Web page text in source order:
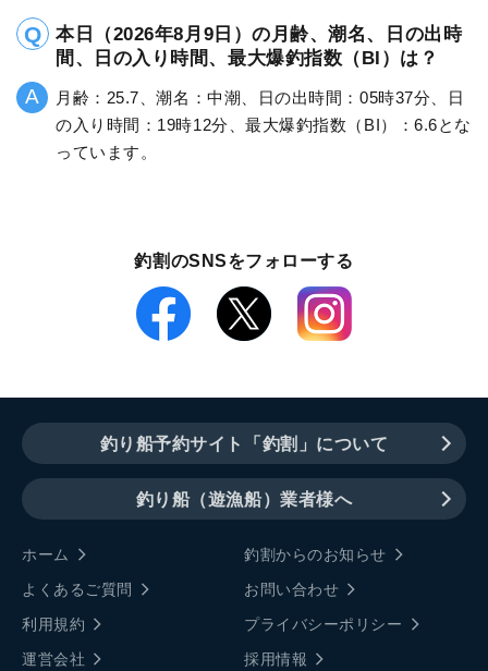
本日（2026年8月9日）の月齢、潮名、日の出時
間、日の入り時間、最大爆釣指数（BI）は？
月齢：25.7、潮名：中潮、日の出時間：05時37分、日
の入り時間：19時12分、最大爆釣指数（BI）：6.6とな
っています。
釣割のSNSをフォローする
釣り船予約サイト「釣割」について
釣り船（遊漁船）業者様へ
ホーム
釣割からのお知らせ
よくあるご質問
お問い合わせ
利用規約
プライバシーポリシー
運営会社
採用情報